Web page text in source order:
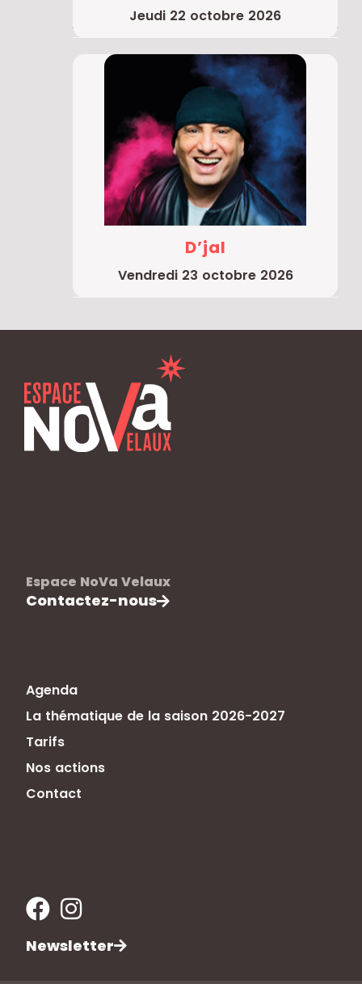
jeudi 22 octobre 2026
D’jal
vendredi 23 octobre 2026
Espace NoVa Velaux
Contactez-nous
Agenda
La thématique de la saison 2026-2027
Tarifs
Nos actions
Contact
Newsletter